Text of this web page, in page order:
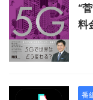
“
料
番